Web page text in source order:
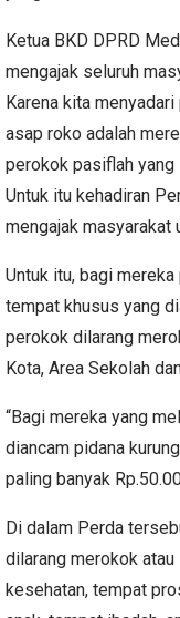
Ketua BKD DPRD
mengajak seluruh
Karena kita
asap roko adalah
perokok pasiflah
Untuk itu kehadiran
mengajak masyarakat
Untuk itu, bagi
tempat khusus yang
perokok dilarang
Kota, Area Sekolah
“Bagi mereka yang
diancam pidana
paling banyak
Di dalam Perda
dilarang merokok
kesehatan, tempat